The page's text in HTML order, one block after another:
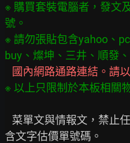
※ 購買套裝電腦者，發文
號。
※ 請勿張貼包含yahoo、
buy、燦坤、三井、順發
國內網路通路連結。請
※ 以上只限制於本板相關
含文字估價單號碼。